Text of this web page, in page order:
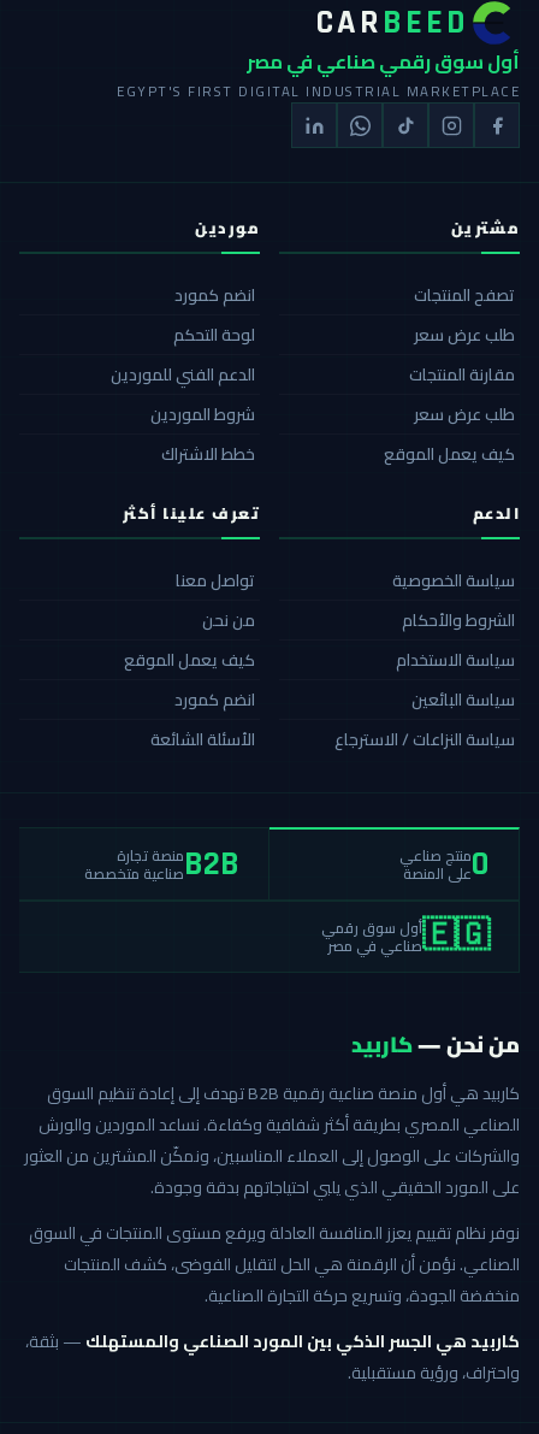
CARBEED
أول سوق رقمي صناعي في مصر
EGYPT'S FIRST DIGITAL INDUSTRIAL MARKETPLACE
مشترين
تصفح المنتجات
طلب عرض سعر
مقارنة المنتجات
طلب عرض سعر
كيف يعمل الموقع
موردين
انضم كمورد
لوحة التحكم
الدعم الفني للموردين
شروط الموردين
خطط الاشتراك
الدعم
سياسة الخصوصية
الشروط والأحكام
سياسة الاستخدام
سياسة البائعين
سياسة النزاعات / الاسترجاع
تعرف علينا أكثر
تواصل معنا
من نحن
كيف يعمل الموقع
انضم كمورد
الأسئلة الشائعة
0منتج صناعي
على المنصة B2Bمنصة تجارة
صناعية متخصصة
🇪🇬أول سوق رقمي
صناعي في مصر
من نحن —كاربيد
كاربيد هي أول منصة صناعية رقمية B2B تهدف إلى إعادة تنظيم السوق
الصناعي المصري بطريقة أكثر شفافية وكفاءة. نساعد الموردين والورش
والشركات على الوصول إلى العملاء المناسبين، ونمكّن المشترين من العثور
على المورد الحقيقي الذي يلبي احتياجاتهم بدقة وجودة.
نوفر نظام تقييم يعزز المنافسة العادلة ويرفع مستوى المنتجات في السوق
الصناعي. نؤمن أن الرقمنة هي الحل لتقليل الفوضى، كشف المنتجات
منخفضة الجودة، وتسريع حركة التجارة الصناعية.
كاربيد هي الجسر الذكي بين المورد الصناعي والمستهلك— بثقة،
واحتراف، ورؤية مستقبلية.